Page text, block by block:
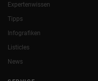
Expertenwissen
Tipps
Infografiken
Listicles
News